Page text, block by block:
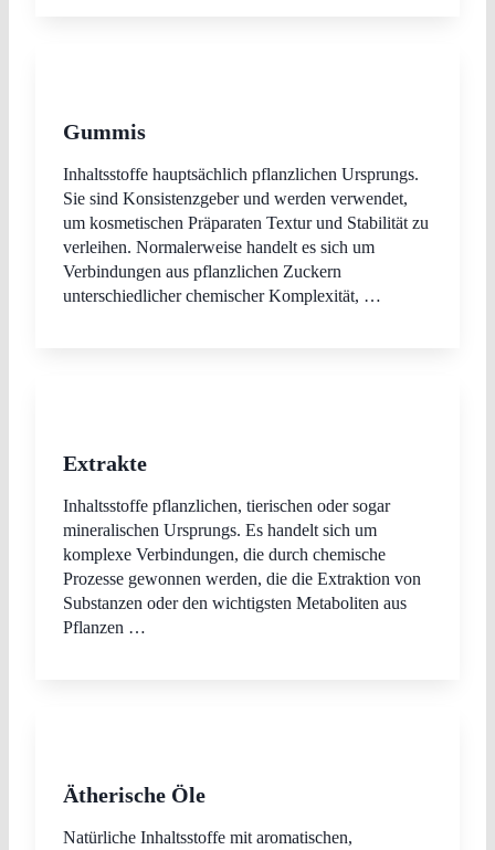
Gummis
Inhaltsstoffe hauptsächlich pflanzlichen Ursprungs.
Sie sind Konsistenzgeber und werden verwendet,
um kosmetischen Präparaten Textur und Stabilität zu
verleihen. Normalerweise handelt es sich um
Verbindungen aus pflanzlichen Zuckern
unterschiedlicher chemischer Komplexität, …
Extrakte
Inhaltsstoffe pflanzlichen, tierischen oder sogar
mineralischen Ursprungs. Es handelt sich um
komplexe Verbindungen, die durch chemische
Prozesse gewonnen werden, die die Extraktion von
Substanzen oder den wichtigsten Metaboliten aus
Pflanzen …
Ätherische Öle
Natürliche Inhaltsstoffe mit aromatischen,